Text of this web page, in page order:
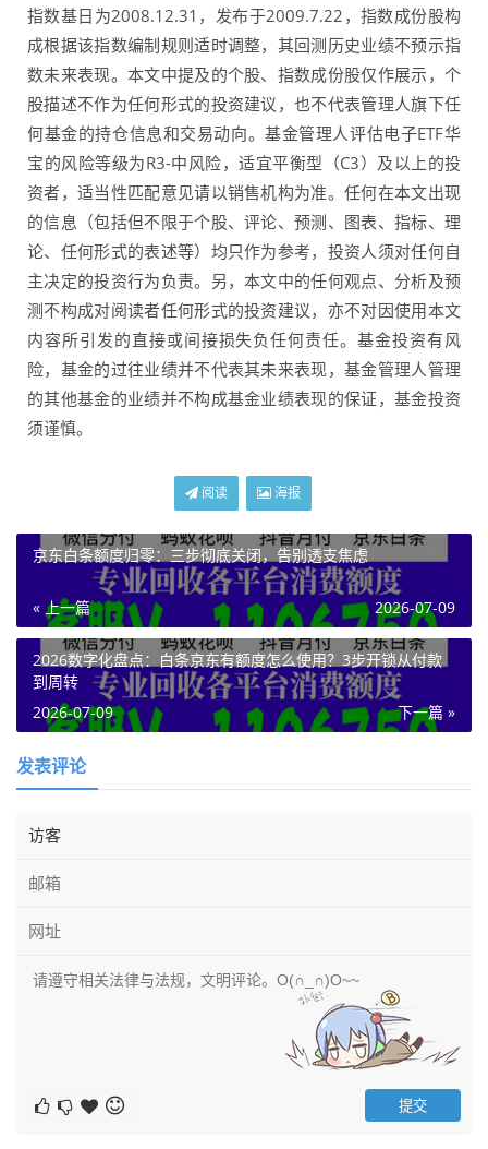
指数基日为2008.12.31，发布于2009.7.22，指数成份股构
成根据该指数编制规则适时调整，其回测历史业绩不预示指
数未来表现。本文中提及的个股、指数成份股仅作展示，个
股描述不作为任何形式的投资建议，也不代表管理人旗下任
何基金的持仓信息和交易动向。基金管理人评估电子ETF华
宝的风险等级为R3-中风险，适宜平衡型（C3）及以上的投
资者，适当性匹配意见请以销售机构为准。任何在本文出现
的信息（包括但不限于个股、评论、预测、图表、指标、理
论、任何形式的表述等）均只作为参考，投资人须对任何自
主决定的投资行为负责。另，本文中的任何观点、分析及预
测不构成对阅读者任何形式的投资建议，亦不对因使用本文
内容所引发的直接或间接损失负任何责任。基金投资有风
险，基金的过往业绩并不代表其未来表现，基金管理人管理
的其他基金的业绩并不构成基金业绩表现的保证，基金投资
须谨慎。
阅读 海报
京东白条额度归零：三步彻底关闭，告别透支焦虑
« 上一篇 2026-07-09
2026数字化盘点：白条京东有额度怎么使用？3步开锁从付款
到周转
下一篇 »
2026-07-09
发表评论